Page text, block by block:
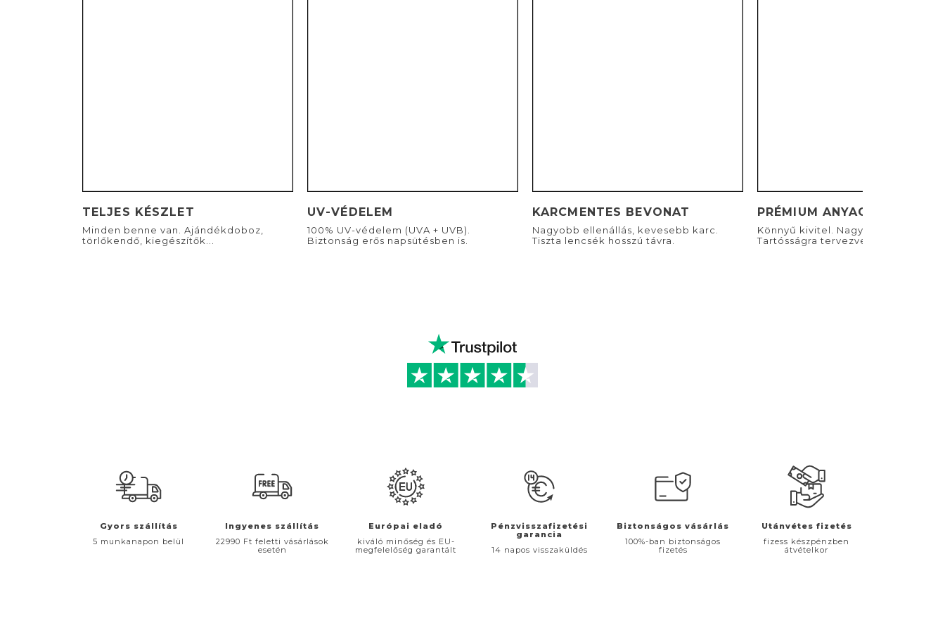
TELJES KÉSZLET
Minden benne van. Ajándékdoboz,
törlőkendő, kiegészítők...
UV-VÉDELEM
100% UV-védelem (UVA + UVB).
Biztonság erős napsütésben is.
KARCMENTES BEVONAT
Nagyobb ellenállás, kevesebb karc.
Tiszta lencsék hosszú távra.
PRÉMIUM ANYAGOK
Könnyű kivitel. Nagyszerű viselet.
Tartósságra tervezve.
Gyors szállítás
5 munkanapon belül
Ingyenes szállítás
22990 Ft feletti vásárlások
esetén
Európai eladó
kiváló minőség és EU-
megfelelőség garantált
Pénzvisszafizetési
garancia
14 napos visszaküldés
Biztonságos vásárlás
100%-ban biztonságos
fizetés
Utánvétes fizetés
fizess készpénzben
átvételkor